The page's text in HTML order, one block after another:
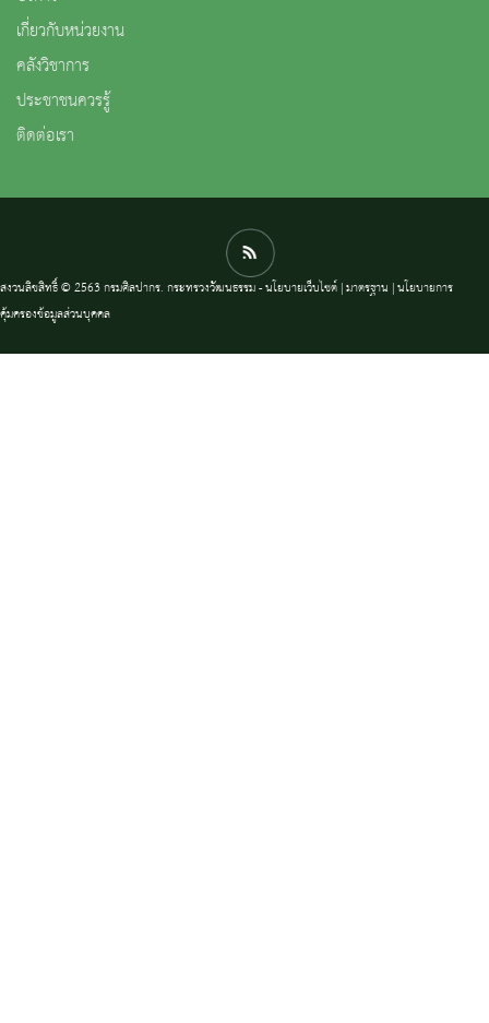
เกี่ยวกับหน่วยงาน
คลังวิชาการ
ประชาชนควรรู้
ติดต่อเรา
สงวนลิขสิทธิ์ © 2563 กรมศิลปากร. กระทรวงวัฒนธรรม -นโยบายเว็บไซต์|มาตรฐาน |นโยบายการ
คุ้มครองข้อมูลส่วนบุคคล